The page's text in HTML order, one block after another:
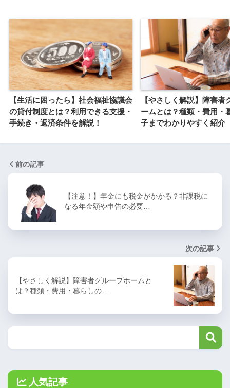
【生活に困ったら】社会福祉協議会
の貸付制度とは？利用できる支援・
手続き・返済条件を解説！
【やさしく解説】障害者
ームとは？種類・費用・
子までわかりやすく紹介
前の記事
【注意！】年金にも税金がかかる？非課税に
なる年金額や申告の必要…
次の記事
【やさしく解説】障害者グループホームと
は？種類・費用・暮らしの…
人気記事